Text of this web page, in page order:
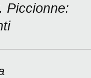
Piccionne: